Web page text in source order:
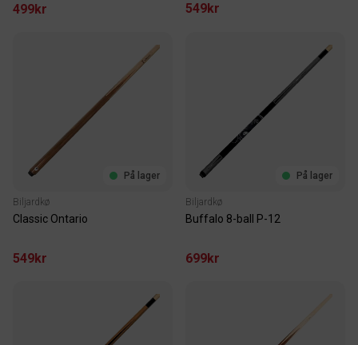
499kr 549kr
På lager
Biljardkø
Classic Ontario
549kr
På lager
Biljardkø
Buffalo 8-ball P-12
699kr